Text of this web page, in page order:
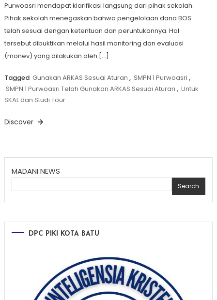
Purwoasri mendapat klarifikasi langsung dari pihak sekolah.
Pihak sekolah menegaskan bahwa pengelolaan dana BOS
telah sesuai dengan ketentuan dan peruntukannya. Hal
tersebut dibuktikan melalui hasil monitoring dan evaluasi
(monev) yang dilakukan oleh […]
Tagged Gunakan ARKAS Sesuai Aturan , SMPN 1 Purwoasri ,
SMPN 1 Purwoasri Telah Gunakan ARKAS Sesuai Aturan , Untuk
SKAL dan Studi Tour
Discover
MADANI NEWS
Search
DPC PIKI KOTA BATU